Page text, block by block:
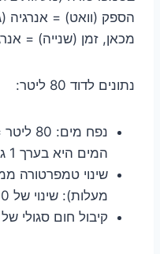
הספק (וואט) = אנרגיה
מכאן, זמן (שנייה) =
נתונים לדוד 80 ליטר:
המים היא בערך 1 גרם/סמ"ק או 1 ק"ג/ליטר).
מעלות): שינוי של 40 מעלות.
קיבול חום סגולי של מים: 4.18